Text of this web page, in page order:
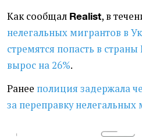
Как сообщал Realist, в
нелегальных мигрантов в
стремятся попасть в
вырос на 26%.
Ранее полиция задержала
за переправку